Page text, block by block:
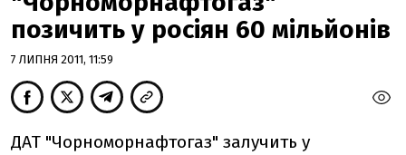
позичить у росіян 60 мільйонів
7 ЛИПНЯ 2011, 11:59
ДАТ "Чорноморнафтогаз" залучить у